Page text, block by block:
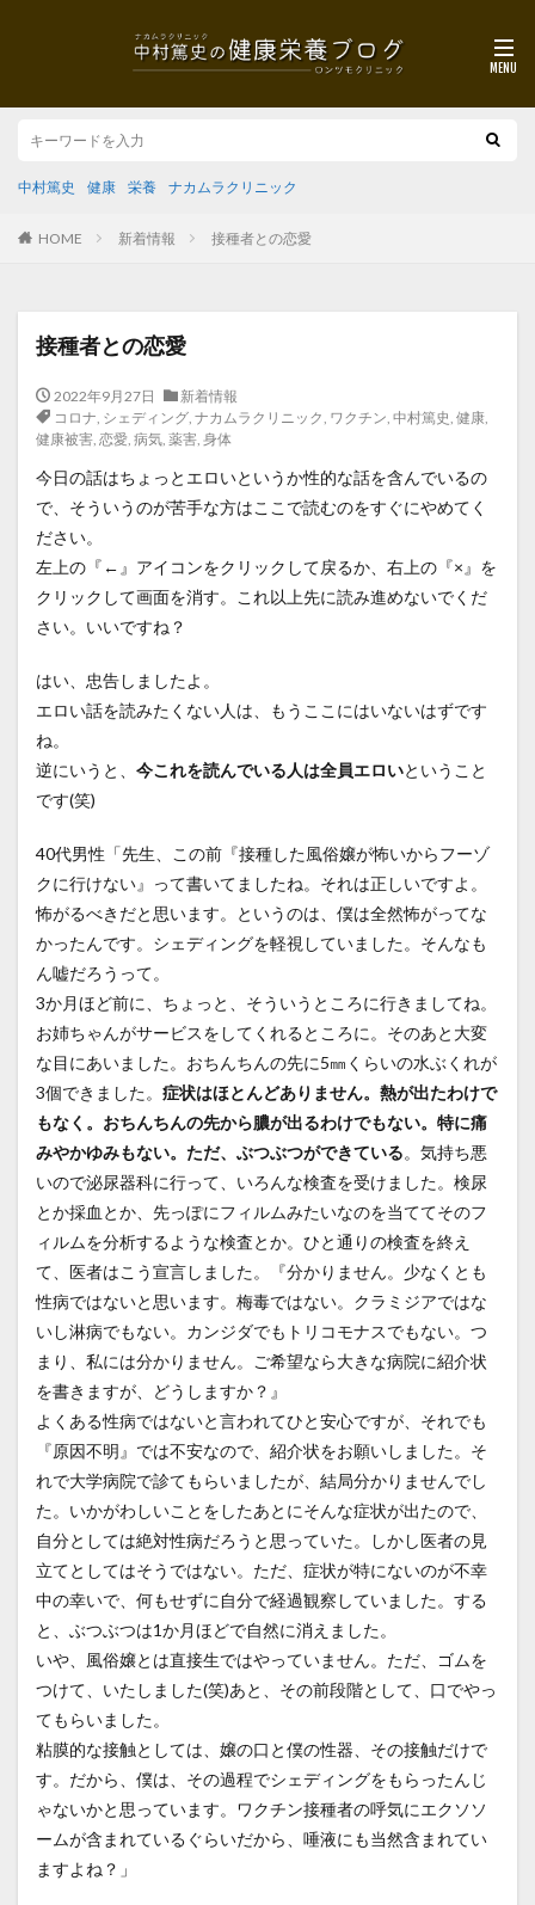
中村篤史 健康 栄養 ナカムラクリニック
HOME 新着情報 接種者との恋愛
接種者との恋愛
2022年9月27日
新着情報
コロナ, シェディング, ナカムラクリニック, ワクチン, 中村篤史, 健康,
健康被害, 恋愛, 病気, 薬害, 身体
今日の話はちょっとエロいというか性的な話を含んでいるの
で、そういうのが苦手な方はここで読むのをすぐにやめてく
ださい。
左上の『←』アイコンをクリックして戻るか、右上の『×』を
クリックして画面を消す。これ以上先に読み進めないでくだ
さい。いいですね？
はい、忠告しましたよ。
エロい話を読みたくない人は、もうここにはいないはずです
ね。
逆にいうと、 今これを読んでいる人は全員エロいということ
です(笑)
40代男性「先生、この前『接種した風俗嬢が怖いからフーゾ
クに行けない』って書いてましたね。それは正しいですよ。
怖がるべきだと思います。というのは、僕は全然怖がってな
かったんです。シェディングを軽視していました。そんなも
ん嘘だろうって。
3か月ほど前に、ちょっと、そういうところに行きましてね。
お姉ちゃんがサービスをしてくれるところに。そのあと大変
な目にあいました。おちんちんの先に5㎜くらいの水ぶくれが
3個できました。 症状はほとんどありません。熱が出たわけで
もなく。おちんちんの先から膿が出るわけでもない。特に痛
みやかゆみもない。ただ、ぶつぶつができている。気持ち悪
いので泌尿器科に行って、いろんな検査を受けました。検尿
とか採血とか、先っぽにフィルムみたいなのを当ててそのフ
ィルムを分析するような検査とか。ひと通りの検査を終え
て、医者はこう宣言しました。『分かりません。少なくとも
性病ではないと思います。梅毒ではない。クラミジアではな
いし淋病でもない。カンジダでもトリコモナスでもない。つ
まり、私には分かりません。ご希望なら大きな病院に紹介状
を書きますが、どうしますか？』
よくある性病ではないと言われてひと安心ですが、それでも
『原因不明』では不安なので、紹介状をお願いしました。そ
れで大学病院で診てもらいましたが、結局分かりませんでし
た。いかがわしいことをしたあとにそんな症状が出たので、
自分としては絶対性病だろうと思っていた。しかし医者の見
立てとしてはそうではない。ただ、症状が特にないのが不幸
中の幸いで、何もせずに自分で経過観察していました。する
と、ぶつぶつは1か月ほどで自然に消えました。
いや、風俗嬢とは直接生ではやっていません。ただ、ゴムを
つけて、いたしました(笑)あと、その前段階として、口でやっ
てもらいました。
粘膜的な接触としては、嬢の口と僕の性器、その接触だけで
す。だから、僕は、その過程でシェディングをもらったんじ
ゃないかと思っています。ワクチン接種者の呼気にエクソソ
ームが含まれているぐらいだから、唾液にも当然含まれてい
ますよね？」